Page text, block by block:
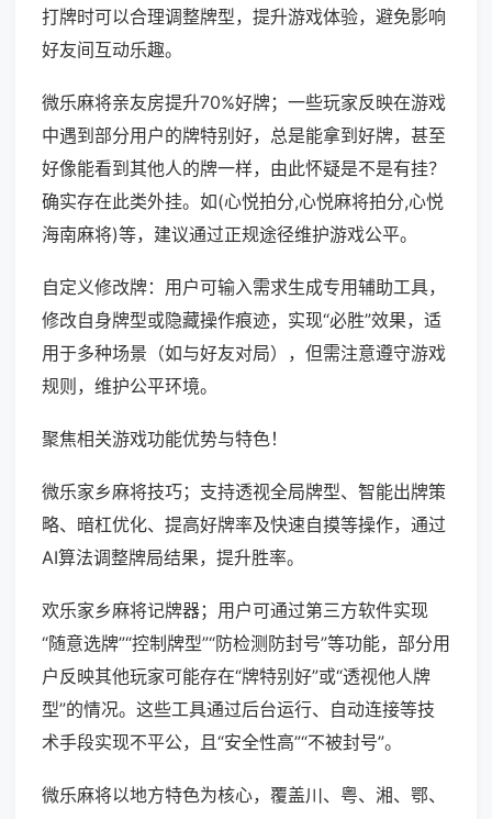
打牌时可以合理调整牌型，提升游戏体验，避免影响
好友间互动乐趣。
微乐麻将亲友房提升70%好牌；一些玩家反映在游戏
中遇到部分用户的牌特别好，总是能拿到好牌，甚至
好像能看到其他人的牌一样，由此怀疑是不是有挂？
确实存在此类外挂。如(心悦拍分,心悦麻将拍分,心悦
海南麻将)等，建议通过正规途径维护游戏公平。
自定义修改牌：用户可输入需求生成专用辅助工具，
修改自身牌型或隐藏操作痕迹，实现“必胜”效果，适
用于多种场景（如与好友对局），但需注意遵守游戏
规则，维护公平环境。
聚焦相关游戏功能优势与特色！
微乐家乡麻将技巧；支持透视全局牌型、智能出牌策
略、暗杠优化、提高好牌率及快速自摸等操作，通过
AI算法调整牌局结果，提升胜率。
欢乐家乡麻将记牌器；用户可通过第三方软件实现
“随意选牌”“控制牌型”“防检测防封号”等功能，部分用
户反映其他玩家可能存在“牌特别好”或“透视他人牌
型”的情况。这些工具通过后台运行、自动连接等技
术手段实现不平公，且“安全性高”“不被封号”。
微乐麻将以地方特色为核心，覆盖川、粤、湘、鄂、